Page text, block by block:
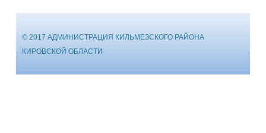
© 2017 АДМИНИСТРАЦИЯ КИЛЬМЕЗСКОГО РАЙОНА
КИРОВСКОЙ ОБЛАСТИ